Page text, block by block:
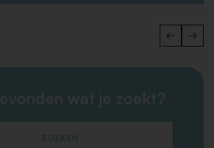
wat je zoekt?
ZOEKEN